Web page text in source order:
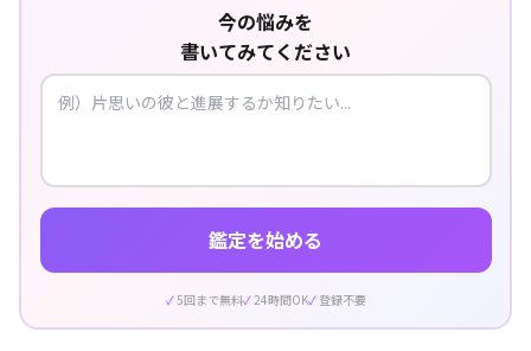
今の悩みを
書いてみてください
鑑定を始める
5回まで無料 24時間OK 登録不要